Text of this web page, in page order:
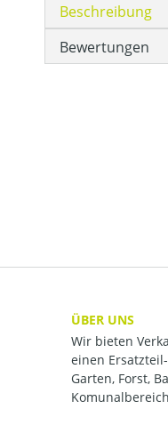
Beschreibung
Bewertungen
ÜBER UNS
Wir bieten
einen
Garten, Forst,